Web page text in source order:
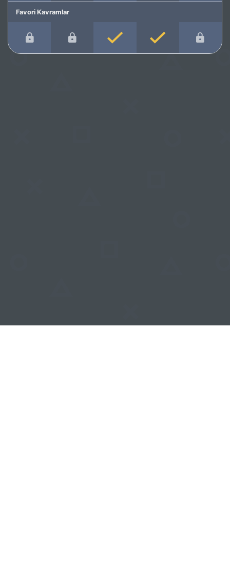
Favori Kavramlar